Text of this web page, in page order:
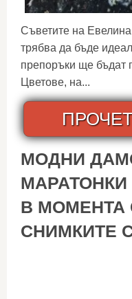
Съветите на
трябва да бъде
препоръки ще бъдат
Цветове, на...
МОДНИ
МАРАТОНКИ
В МОМЕНТА
СНИМКИТЕ